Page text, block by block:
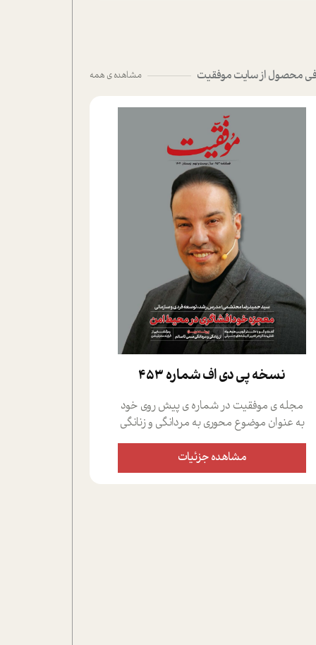
محصول از سایت موفقیت مشاهده ی همه
نسخه پي دي اف شماره 453
مجله ی موفقیت در شماره ی پیش روی خود
به عنوان موضوع محوری به مردانگی و زنانگی
سمی پرداخته است؛ علاوه بر این که؛ گفت و
گویی اختصاصی داشته ایم با فردین علیخواه،
جامعه شناس در بخش های مختلف تلاش
مشاهده جزئیات